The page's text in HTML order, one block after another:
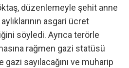
düzenlemeyle şehit anne
asgari ücret
söyledi. Ayrıca terörle
rağmen gazi statüsü
sayılacağını ve muharip